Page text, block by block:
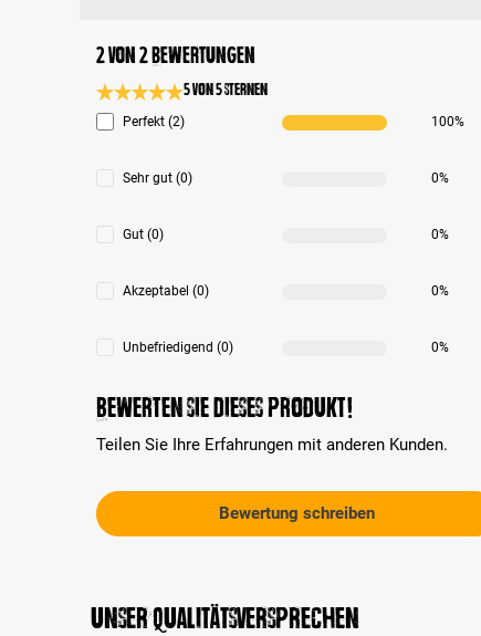
2 von 2 Bewertungen
Durchschnittliche Bewertung 5 von 5 Sternen
5 von 5 Sternen
Perfekt (2) 100%
Sehr gut (0) 0%
Gut (0) 0%
Akzeptabel (0) 0%
Unbefriedigend (0) 0%
Bewerten Sie dieses Produkt!
Teilen Sie Ihre Erfahrungen mit anderen Kunden.
Bewertung schreiben
Unser Qualitätsversprechen